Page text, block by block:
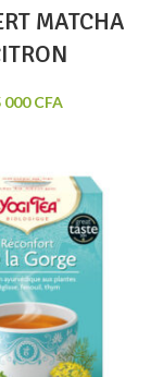
MATCHA
000CFA